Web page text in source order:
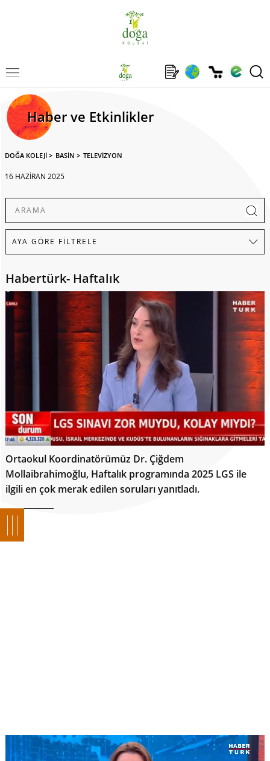
Haber ve Etkinlikler
DOĞA KOLEJİ > BASİN > TELEVİZYON
16 HAZİRAN 2025
Habertürk- Haftalık
Ortaokul Koordinatörümüz Dr. Çiğdem
Mollaibrahimoğlu, Haftalık programında 2025 LGS ile
ilgili en çok merak edilen soruları yanıtladı.